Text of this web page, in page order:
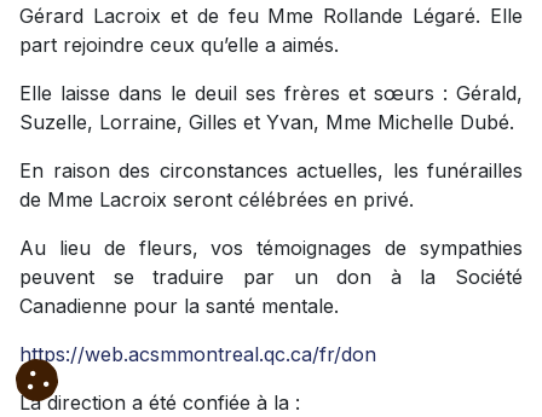
Gérard Lacroix et de feu Mme Rollande Légaré. Elle
part rejoindre ceux qu’elle a aimés.
Elle laisse dans le deuil ses frères et sœurs : Gérald,
Suzelle, Lorraine, Gilles et Yvan, Mme Michelle Dubé.
En raison des circonstances actuelles, les funérailles
de Mme Lacroix seront célébrées en privé.
Au lieu de fleurs, vos témoignages de sympathies
peuvent se traduire par un don à la Société
Canadienne pour la santé mentale.
https://web.acsmmontreal.qc.ca/fr/don
La direction a été confiée à la :